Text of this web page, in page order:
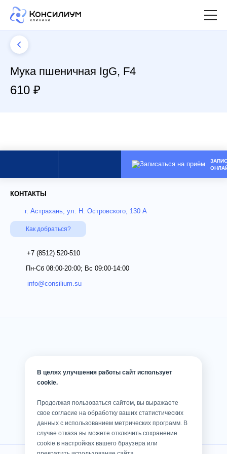
Мука пшеничная IgG, F4
610 ₽
КОНТАКТЫ
г. Астрахань, ул. Н. Островского, 130 А
Как добраться?
+7 (8512) 520-510
Пн-Сб 08:00-20:00; Вс 09:00-14:00
info@consilium.su
В целях улучшения работы сайт использует
cookie.
Продолжая пользоваться сайтом, вы выражаете
свое согласие на обработку ваших статистических
данных с использованием метрических программ. В
случае отказа вы можете отключить сохранение
cookie в настройках вашего браузера или